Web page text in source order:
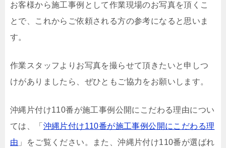
お客様から施工事例として作業現場のお写真を頂くこ
とで、これからご依頼される方の参考になると思いま
す。
作業スタッフよりお写真を撮らせて頂きたいと申しつ
けがありましたら、ぜひともご協力をお願いします。
沖縄片付け110番が施工事例公開にこだわる理由につい
ては、「 沖縄片付け110番が施工事例公開にこだわる理
由 」をご覧ください。また、沖縄片付け110番が選ばれ